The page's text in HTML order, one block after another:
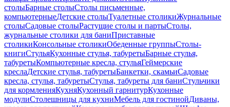
столыБарные столыСтолы письменные,
компьютерныеДетские столыТуалетные столикиЖурнальные
столыСадовые столыРастущие столы и партыСтолы,
журнальные столики для баниПриставные
столикиКонсольные столикиОбеденные группыСтолы-
книгиСтульяКухонные стулья, табуретыБарные стулья,
табуретыКомпьютерные кресла, стульяГеймерские
креслаДетские стулья, табуретыБанкетки, скамьиСадовые
кресла, стулья, табуретыСтулья, табуреты для баниСтульчики
для кормленияКухняКухонный гарнитурКухонные
модулиСтолешницы для кухниМебель для гостинойДиваны,